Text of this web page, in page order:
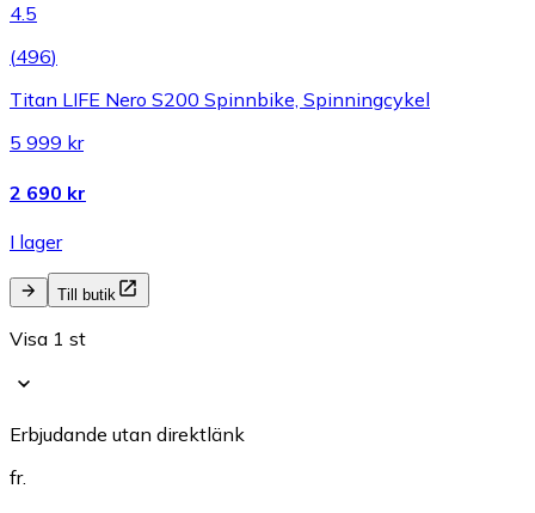
4.5
(496)
Titan LIFE Nero S200 Spinnbike, Spinningcykel
5 999 kr
2 690 kr
I lager
Till butik
Visa 1 st
Erbjudande utan direktlänk
fr.